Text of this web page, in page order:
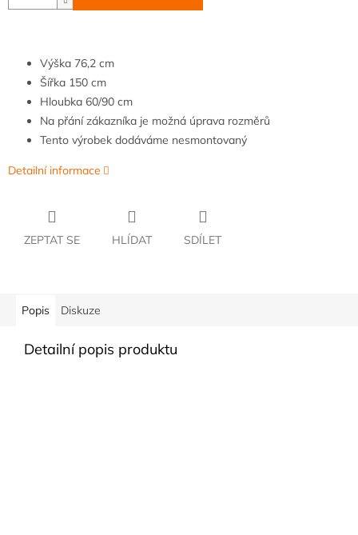
Výška 76,2 cm
Šířka 150 cm
Hloubka 60/90 cm
Na přání zákazníka je možná úprava rozměrů
Tento výrobek dodáváme nesmontovaný
Detailní informace
ZEPTAT SE HLÍDAT SDÍLET
Popis Diskuze
Detailní popis produktu